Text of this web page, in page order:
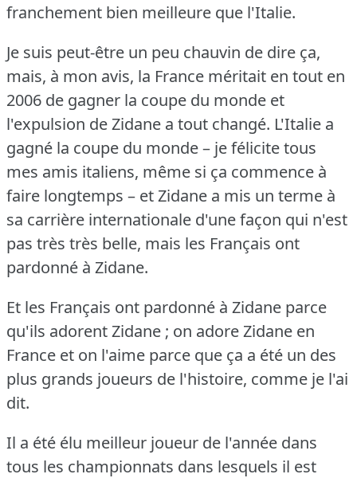
franchement bien meilleure que l'Italie.
Je suis peut-être un peu chauvin de dire ça,
mais, à mon avis, la France méritait en tout en
2006 de gagner la coupe du monde et
l'expulsion de Zidane a tout changé. L'Italie a
gagné la coupe du monde – je félicite tous
mes amis italiens, même si ça commence à
faire longtemps – et Zidane a mis un terme à
sa carrière internationale d'une façon qui n'est
pas très très belle, mais les Français ont
pardonné à Zidane.
Et les Français ont pardonné à Zidane parce
qu'ils adorent Zidane ; on adore Zidane en
France et on l'aime parce que ça a été un des
plus grands joueurs de l'histoire, comme je l'ai
dit.
Il a été élu meilleur joueur de l'année dans
tous les championnats dans lesquels il est